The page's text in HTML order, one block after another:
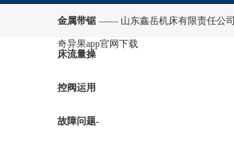
金属带锯
床流量操
控阀运用
故障问题-
—— 山东鑫岳机床有限责任公司
奇异果app官网下载